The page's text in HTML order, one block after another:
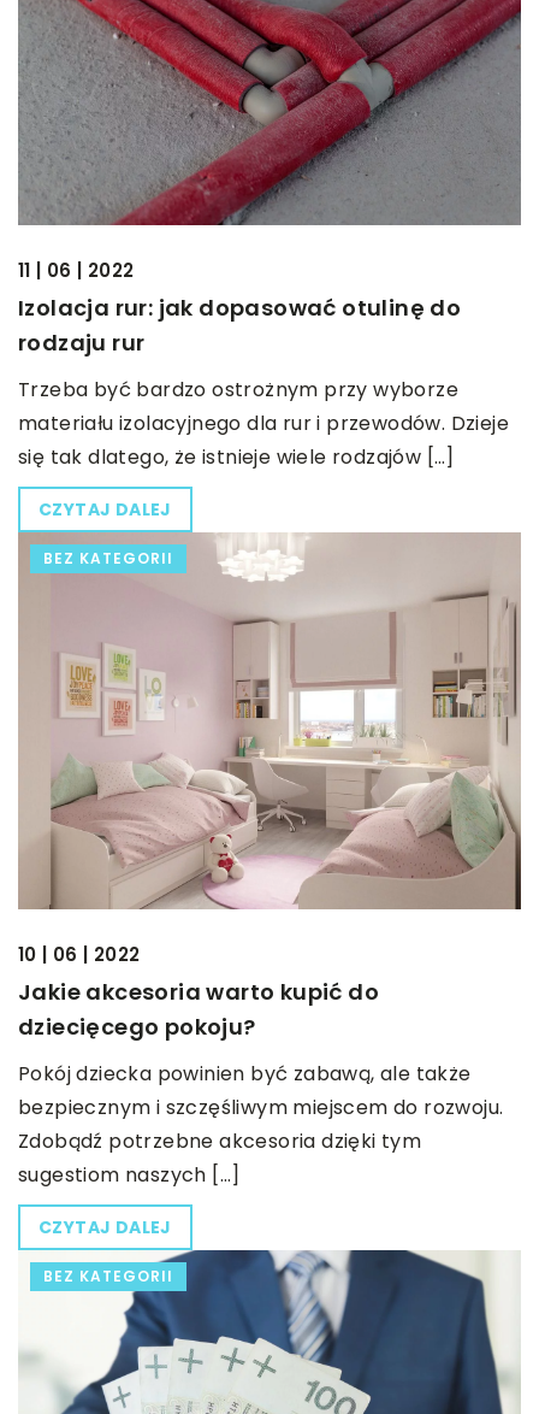
11 | 06 | 2022
Izolacja rur: jak dopasować otulinę do
rodzaju rur
Trzeba być bardzo ostrożnym przy wyborze
materiału izolacyjnego dla rur i przewodów. Dzieje
się tak dlatego, że istnieje wiele rodzajów […]
CZYTAJ DALEJ
BEZ KATEGORII
10 | 06 | 2022
Jakie akcesoria warto kupić do
dziecięcego pokoju?
Pokój dziecka powinien być zabawą, ale także
bezpiecznym i szczęśliwym miejscem do rozwoju.
Zdobądź potrzebne akcesoria dzięki tym
sugestiom naszych […]
CZYTAJ DALEJ
BEZ KATEGORII